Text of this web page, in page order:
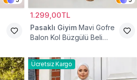
1.299,00TL
Pasaklı Giyim Mavi Gofre
Balon Kol Büzgülü Beli
Takım
Ücretsiz Kargo